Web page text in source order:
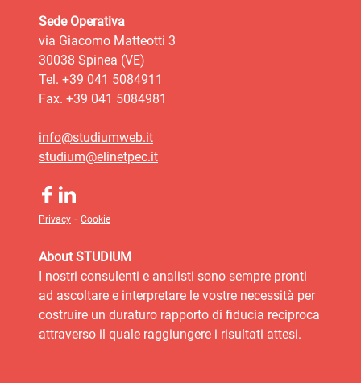
Sede Operativa
via Giacomo Matteotti 3
30038 Spinea (VE)
Tel. +39 041 5084911
Fax. +39 041 5084981
info@studiumweb.it
studium@elinetpec.it
Privacy - Cookie
About STUDIUM
I nostri consulenti e analisti sono sempre pronti
ad ascoltare e interpretare le vostre necessità per
costruire un duraturo rapporto di fiducia reciproca
attraverso il quale raggiungere i risultati attesi.